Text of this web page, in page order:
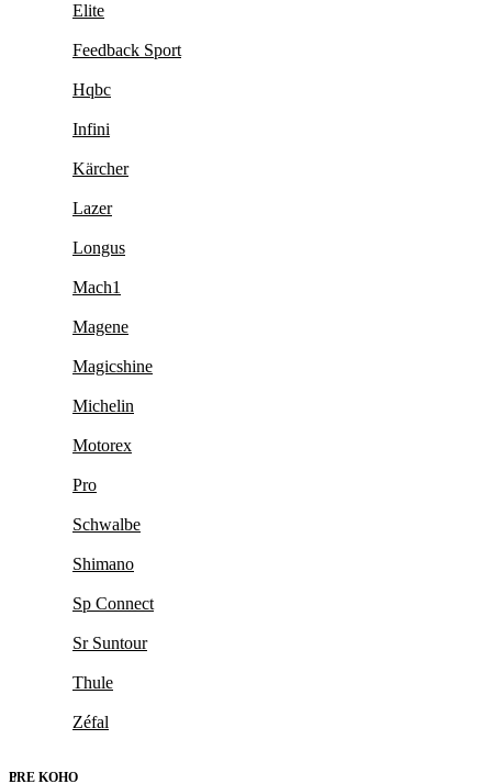
Elite
Feedback Sport
Hqbc
Infini
Kärcher
Lazer
Longus
Mach1
Magene
Magicshine
Michelin
Motorex
Pro
Schwalbe
Shimano
Sp Connect
Sr Suntour
Thule
Zéfal
PRE KOHO